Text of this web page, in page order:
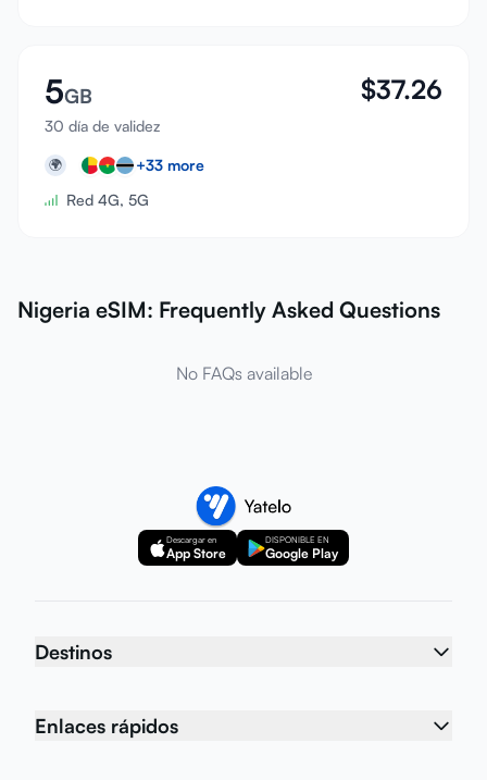
5GB
30 día de validez
$37.26
🌍 +33 more
Red 4G, 5G
Nigeria eSIM: Frequently Asked Questions
No FAQs available
Descargar en
App Store
DISPONIBLE EN
Google Play
Destinos
Enlaces rápidos